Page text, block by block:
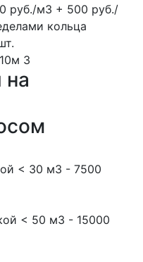
руб./м3 + 500 руб./
кольца
10м 3
на
< 30 м3 - 7500
< 50 м3 - 15000